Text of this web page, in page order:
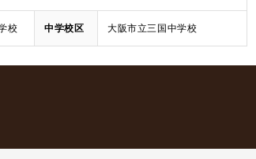
校 中学校区 大阪市立三国中学校